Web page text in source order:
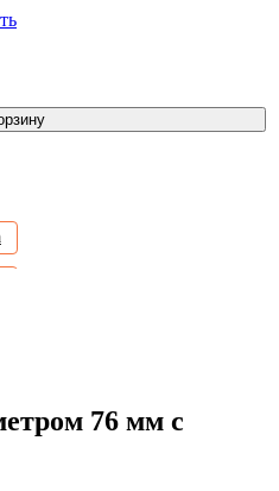
76 мм с